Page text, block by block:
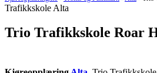
Trafikkskole Alta
Trio Trafikkskole Roar